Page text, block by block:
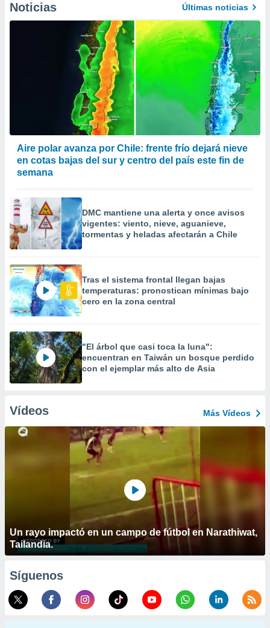
Noticias Últimas noticias
Aire polar avanza por Chile: frente frío dejará nieve
en cotas bajas del sur y centro del país este fin de
semana
DMC mantiene una alerta y once avisos
vigentes: viento, nieve, aguanieve,
tormentas y heladas afectarán a Chile
Tras el sistema frontal llegan bajas
temperaturas: pronostican mínimas bajo
cero en la zona central
"El árbol que casi toca la luna":
encuentran en Taiwán un bosque perdido
con el ejemplar más alto de Asia
Vídeos Más Vídeos
Un rayo impactó en un campo de fútbol en Narathiwat,
Tailandia.
Síguenos